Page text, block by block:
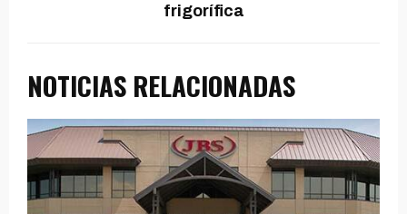
frigorífica
NOTICIAS RELACIONADAS